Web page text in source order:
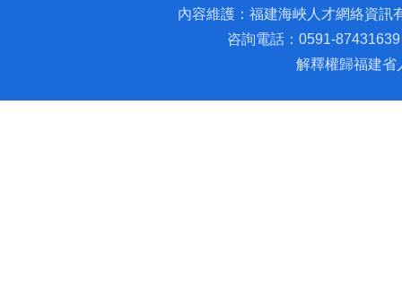
內容維護：福建海峽人才網絡資
咨詢電話：0591-
解釋權歸福建省